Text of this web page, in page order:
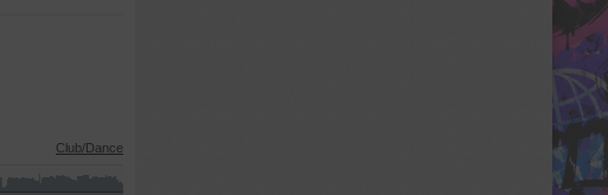
Club/Dance